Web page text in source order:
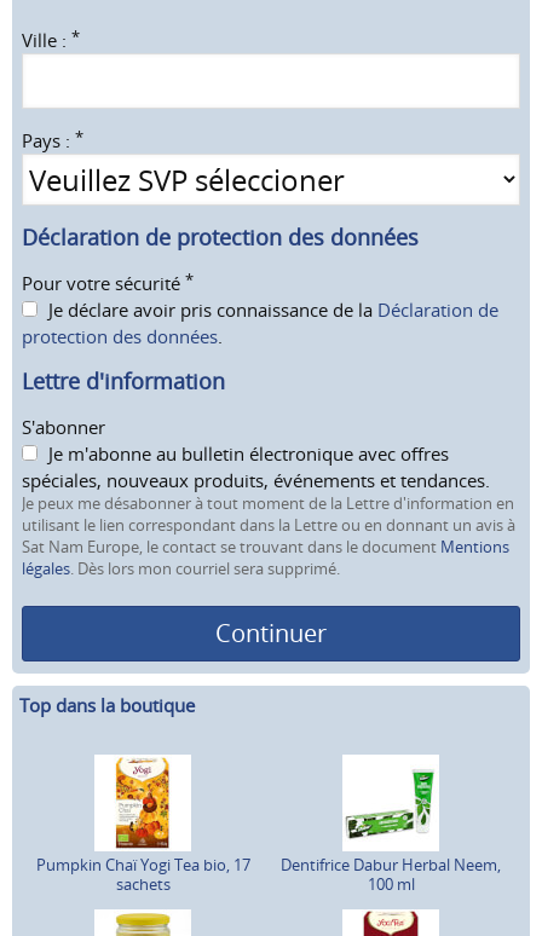
Ville : *
Pays : *
Déclaration de protection des données
Pour votre sécurité *
Je déclare avoir pris connaissance de la Déclaration de
protection des données
Lettre d'information
S'abonner
Je m'abonne au bulletin électronique avec offres
spéciales, nouveaux produits, événements et tendances.
Je peux me désabonner à tout moment de la Lettre d'information en
utilisant le lien correspondant dans la Lettre ou en donnant un avis à
Sat Nam Europe, le contact se trouvant dans le document Mentions
légales. Dès lors mon courriel sera supprimé.
Continuer
Top dans la boutique
Pumpkin Chaï Yogi Tea bio, 17
sachets
Dentifrice Dabur Herbal Neem,
100 ml